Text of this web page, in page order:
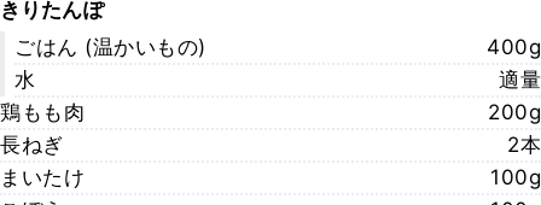
きりたんぽ
ごはん (温かいもの)
400g
水
適量
鶏もも肉
200g
長ねぎ
2本
まいたけ
100g